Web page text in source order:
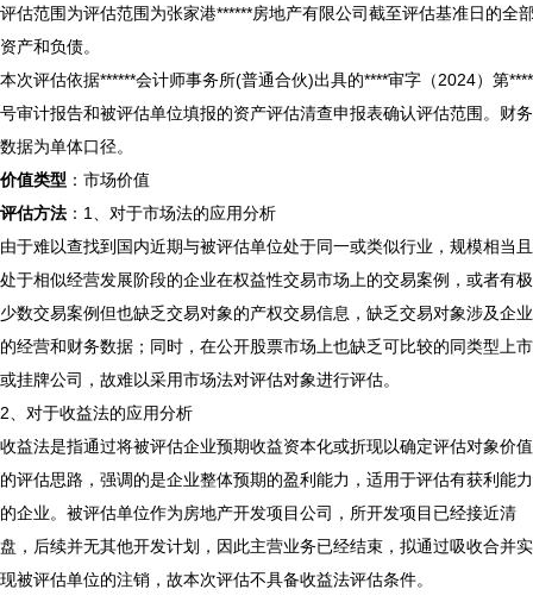
评估范围为评估范围为张家港******房地产有限公司截至评估基准日的全
资产和负债。
本次评估依据******会计师事务所(普通合伙)出具的****审字（2024）第****
号审计报告和被评估单位填报的资产评估清查申报表确认评估范围。财务
数据为单体口径。
价值类型 ：市场价值
评估方法 ：1、对于市场法的应用分析
由于难以查找到国内近期与被评估单位处于同一或类似行业，规模相当且
处于相似经营发展阶段的企业在权益性交易市场上的交易案例，或者有极
少数交易案例但也缺乏交易对象的产权交易信息，缺乏交易对象涉及企业
的经营和财务数据；同时，在公开股票市场上也缺乏可比较的同类型上市
或挂牌公司，故难以采用市场法对评估对象进行评估。
2、对于收益法的应用分析
收益法是指通过将被评估企业预期收益资本化或折现以确定评估对象价值
的评估思路，强调的是企业整体预期的盈利能力，适用于评估有获利能力
的企业。被评估单位作为房地产开发项目公司，所开发项目已经接近清
盘，后续并无其他开发计划，因此主营业务已经结束，拟通过吸收合并实
现被评估单位的注销，故本次评估不具备收益法评估条件。